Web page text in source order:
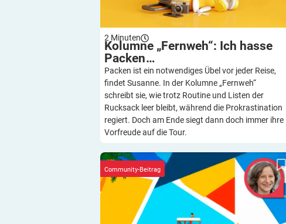
2 Minuten
Kolumne „Fernweh“: Ich hasse
Packen…
Packen ist ein notwendiges Übel vor jeder Reise,
findet Susanne. In der Kolumne „Fernweh“
schreibt sie, wie trotz Routine und Listen der
Rucksack leer bleibt, während die Prokrastination
regiert. Doch am Ende siegt dann doch immer ihre
Vorfreude auf die Tour.
Kolumne „Fernweh“: Die Ferne vor der Haustür
Community-Beitrag